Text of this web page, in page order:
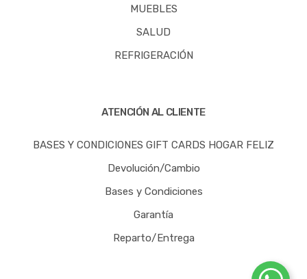
MUEBLES
SALUD
REFRIGERACIÓN
ATENCIÓN AL CLIENTE
BASES Y CONDICIONES GIFT CARDS HOGAR FELIZ
Devolución/Cambio
Bases y Condiciones
Garantía
Reparto/Entrega